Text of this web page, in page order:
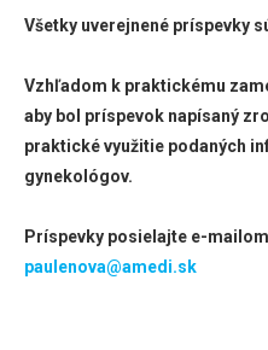
Všetky uverejnené príspevky
Vzhľadom k praktickému
aby bol príspevok napísaný
praktické využitie podaných
gynekológov.
Príspevky posielajte e-
paulenova@amedi.sk